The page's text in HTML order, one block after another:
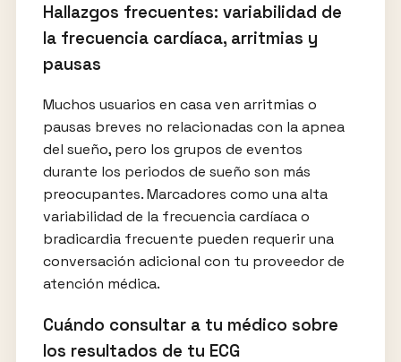
Hallazgos frecuentes: variabilidad de
la frecuencia cardíaca, arritmias y
pausas
Muchos usuarios en casa ven arritmias o
pausas breves no relacionadas con la apnea
del sueño, pero los grupos de eventos
durante los periodos de sueño son más
preocupantes. Marcadores como una alta
variabilidad de la frecuencia cardíaca o
bradicardia frecuente pueden requerir una
conversación adicional con tu proveedor de
atención médica.
Cuándo consultar a tu médico sobre
los resultados de tu ECG